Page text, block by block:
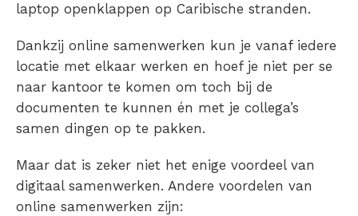
laptop openklappen op Caribische stranden.
Dankzij online samenwerken kun je vanaf iedere
locatie met elkaar werken en hoef je niet per se
naar kantoor te komen om toch bij de
documenten te kunnen én met je collega’s
samen dingen op te pakken.
Maar dat is zeker niet het enige voordeel van
digitaal samenwerken. Andere voordelen van
online samenwerken zijn: